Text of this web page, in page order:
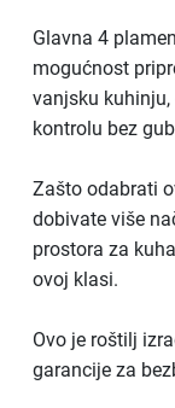
Glavna 4
mogućnost
vanjsku
kontrolu bez
Zašto odabrati
dobivate više
prostora za
ovoj klasi.
Ovo je roštilj
garancije za